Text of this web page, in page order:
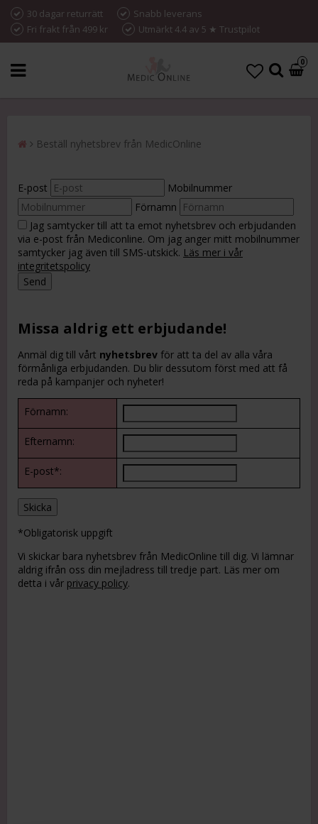
30 dagar returrätt
Snabb leverans
Fri frakt från 499 kr
Utmärkt 4.4 av 5 ★ Trustpilot
0
Beställ nyhetsbrev från MedicOnline
E-post
Mobilnummer
Förnamn
Jag samtycker till att ta emot nyhetsbrev och erbjudanden
via e-post från Mediconline. Om jag anger mitt mobilnummer
samtycker jag även till SMS-utskick. Läs mer i vår
integritetspolicy
Send
Missa aldrig ett erbjudande!
Anmäl dig till vårt nyhetsbrev för att ta del av alla våra
förmånliga erbjudanden. Du blir dessutom först med att få
reda på kampanjer och nyheter!
Förnamn:
Efternamn:
E-post*:
*Obligatorisk uppgift
Vi skickar bara nyhetsbrev från MedicOnline till dig. Vi lämnar
aldrig ifrån oss din mejladress till tredje part. Läs mer om
detta i vår privacy policy.